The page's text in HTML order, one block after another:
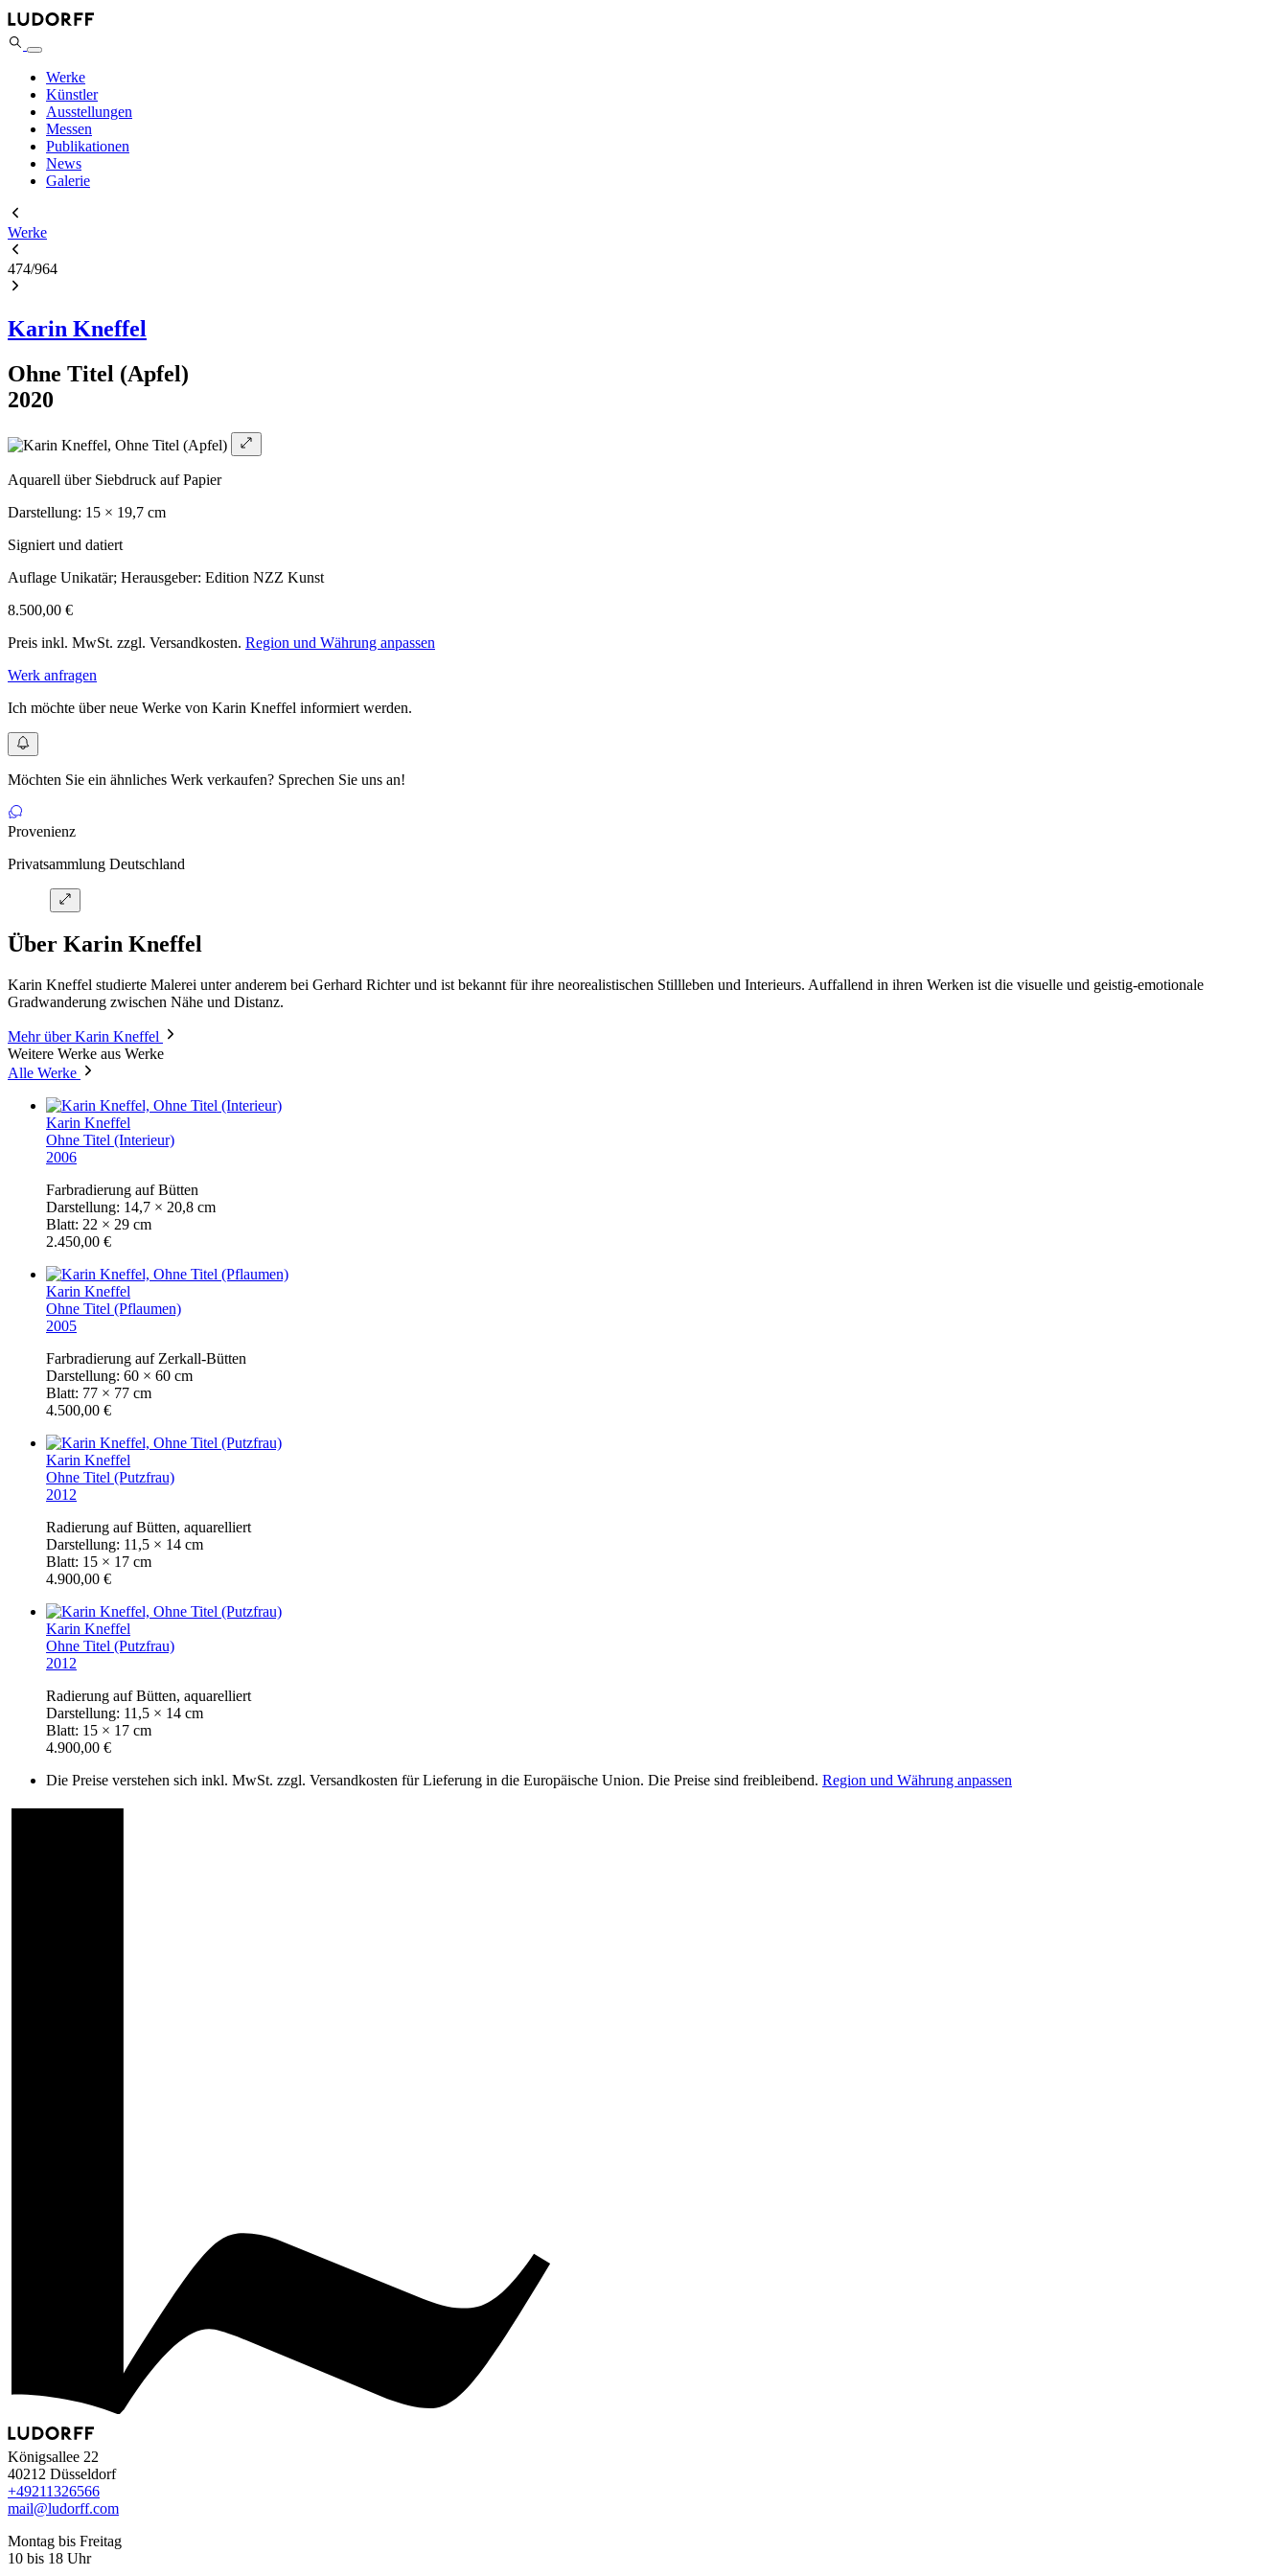
Werke
Künstler
Ausstellungen
Messen
Publikationen
News
Galerie
Werke
474/964
Karin Kneffel
Ohne Titel (Apfel)
2020
Aquarell über Siebdruck auf Papier
Darstellung: 15 × 19,7 cm
Signiert und datiert
Auflage Unikatär; Herausgeber: Edition NZZ Kunst
8.500,00 €
Preis inkl. MwSt. zzgl. Versandkosten. Region und Währung anpassen
Werk anfragen
Ich möchte über neue Werke von Karin Kneffel informiert werden.
Möchten Sie ein ähnliches Werk verkaufen? Sprechen Sie uns an!
Provenienz
Privatsammlung Deutschland
Über Karin Kneffel
Karin Kneffel studierte Malerei unter anderem bei Gerhard Richter und ist bekannt für ihre neorealistischen Stillleben und Interieurs. Auffallend in ihren Werken ist die visuelle und geistig-emotionale
Gradwanderung zwischen Nähe und Distanz.
Mehr über Karin Kneffel
Weitere Werke aus Werke
Alle Werke
Karin Kneffel
Ohne Titel (Interieur)
2006
Farbradierung auf Bütten
Darstellung: 14,7 × 20,8 cm
Blatt: 22 × 29 cm
2.450,00 €
Karin Kneffel
Ohne Titel (Pflaumen)
2005
Farbradierung auf Zerkall-Bütten
Darstellung: 60 × 60 cm
Blatt: 77 × 77 cm
4.500,00 €
Karin Kneffel
Ohne Titel (Putzfrau)
2012
Radierung auf Bütten, aquarelliert
Darstellung: 11,5 × 14 cm
Blatt: 15 × 17 cm
4.900,00 €
Karin Kneffel
Ohne Titel (Putzfrau)
2012
Radierung auf Bütten, aquarelliert
Darstellung: 11,5 × 14 cm
Blatt: 15 × 17 cm
4.900,00 €
Die Preise verstehen sich inkl. MwSt. zzgl. Versandkosten für Lieferung in die Europäische Union. Die Preise sind freibleibend. Region und Währung anpassen
Königsallee 22
40212 Düsseldorf
+49211326566
mail@ludorff.com
Montag bis Freitag
10 bis 18 Uhr